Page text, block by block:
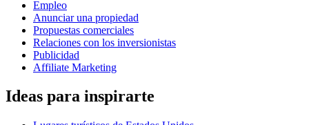
Empleo
Anunciar una propiedad
Propuestas comerciales
Relaciones con los inversionistas
Publicidad
Affiliate Marketing
Ideas para inspirarte